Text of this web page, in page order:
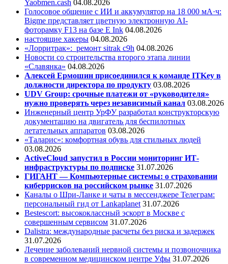
Yaobmen.cash 04.08.2026
Голосовое общение с ИИ и аккумулятор на 18 000 мА·ч:
Bigme представляет цветную электронную AI-
фоторамку F13 на базе E Ink 04.08.2026
настоящие хакеры 04.08.2026
«Лорритрак»: ремонт sitrak c9h 04.08.2026
Новости со строительства второго этапа линии
«Славянка» 04.08.2026
Алексей Ермошин присоединился к команде ITKey в
должности директора по продукту 03.08.2026
UDV Group: срочные платежи от «руководителя»
нужно проверять через независимый канал 03.08.2026
Инженерный центр УрФУ разработал конструкторскую
документацию на двигатель для беспилотных
летательных аппаратов 03.08.2026
«Таларис»: комфортная обувь для стильных людей
03.08.2026
ActiveCloud запустил в России мониторинг ИТ-
инфраструктуры по подписке 31.07.2026
ГИГАНТ — Компьютерные системы: о страховании
киберрисков на российском рынке 31.07.2026
Каналы о Шри-Ланке и чаты в мессенджере Телеграм:
персональный гид от Lankaplanet 31.07.2026
Bestescort: высококлассный эскорт в Москве с
совершенным сервисом 31.07.2026
Dalistra: международные расчеты без риска и задержек
31.07.2026
Лечение заболеваний нервной системы и позвоночника
в современном медицинском центре Уфы 31.07.2026